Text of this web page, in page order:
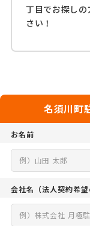
丁目でお探し
さい！
名須川町
お名前
会社名 （法人契約希